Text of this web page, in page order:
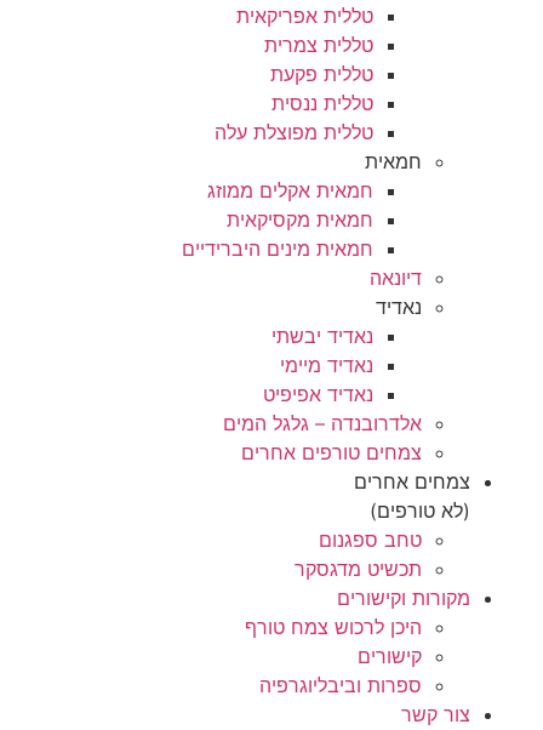
טללית אפריקאית
טללית צמרית
טללית פקעת
טללית ננסית
טללית מפוצלת עלה
חמאית
חמאית אקלים ממוזג
חמאית מקסיקאית
חמאית מינים היברידיים
דיונאה
נאדיד
נאדיד יבשתי
נאדיד מיימי
נאדיד אפיפיט
אלדרובנדה – גלגל המים
צמחים טורפים אחרים
צמחים אחרים
(לא טורפים)
טחב ספגנום
תכשיט מדגסקר
מקורות וקישורים
היכן לרכוש צמח טורף
קישורים
ספרות וביבליוגרפיה
צור קשר